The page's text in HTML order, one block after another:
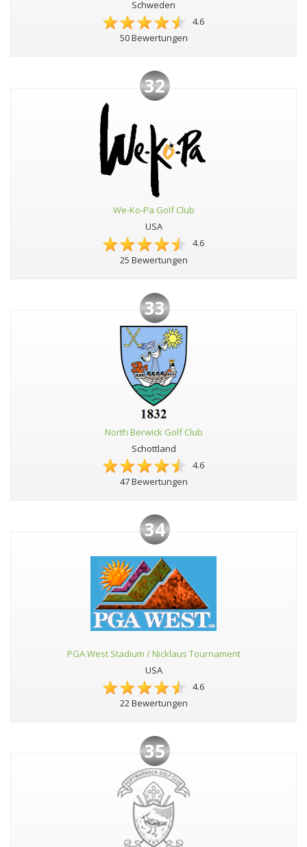
Schweden
4.6
50 Bewertungen
32
We-Ko-Pa Golf Club
USA
4.6
25 Bewertungen
33
North Berwick Golf Club
Schottland
4.6
47 Bewertungen
34
PGA West Stadium / Nicklaus Tournament
USA
4.6
22 Bewertungen
35